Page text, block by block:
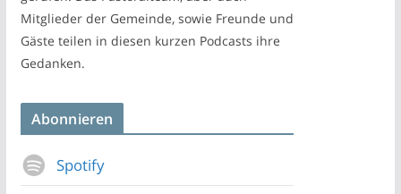
Mitglieder der Gemeinde, sowie Freunde und
Gäste teilen in diesen kurzen Podcasts ihre
Gedanken.
Abonnieren
Spotify